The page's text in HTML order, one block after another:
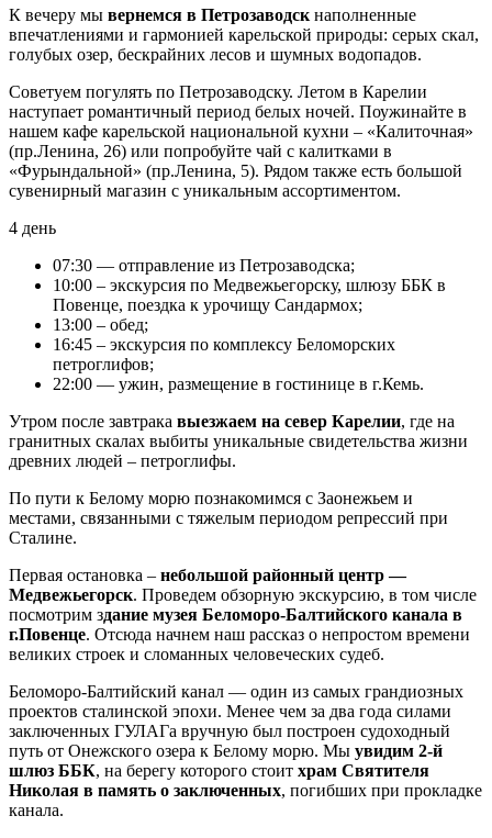
К вечеру мы вернемся в Петрозаводск наполненные
впечатлениями и гармонией карельской природы: серых скал,
голубых озер, бескрайних лесов и шумных водопадов.
Советуем погулять по Петрозаводску. Летом в Карелии
наступает романтичный период белых ночей. Поужинайте в
нашем кафе карельской национальной кухни – «Калиточная»
(пр.Ленина, 26) или попробуйте чай с калитками в
«Фурындальной» (пр.Ленина, 5). Рядом также есть большой
сувенирный магазин с уникальным ассортиментом.
4 день
07:30 — отправление из Петрозаводска;
10:00 – экскурсия по Медвежьегорску, шлюзу ББК в
Повенце, поездка к урочищу Сандармох;
13:00 – обед;
16:45 – экскурсия по комплексу Беломорских
петроглифов;
22:00 — ужин, размещение в гостинице в г.Кемь.
Утром после завтрака выезжаем на север Карелии, где на
гранитных скалах выбиты уникальные свидетельства жизни
древних людей – петроглифы.
По пути к Белому морю познакомимся с Заонежьем и
местами, связанными с тяжелым периодом репрессий при
Сталине.
Первая остановка – небольшой районный центр —
Медвежьегорск. Проведем обзорную экскурсию, в том числе
посмотрим здание музея Беломоро-Балтийского канала в
г.Повенце. Отсюда начнем наш рассказ о непростом времени
великих строек и сломанных человеческих судеб.
Беломоро-Балтийский канал — один из самых грандиозных
проектов сталинской эпохи. Менее чем за два года силами
заключенных ГУЛАГа вручную был построен судоходный
путь от Онежского озера к Белому морю. Мы увидим 2-й
шлюз ББК, на берегу которого стоит храм Святителя
Николая в память о заключенных, погибших при прокладке
канала.